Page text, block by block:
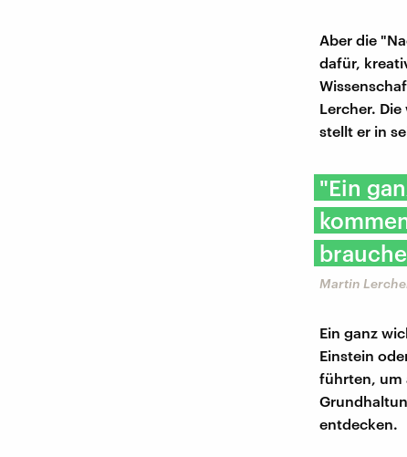
Aber die
dafür,
Lercher.
stellt er in
"Ein
Martin
Ein ganz
Einstein
führten, um
entdecken.